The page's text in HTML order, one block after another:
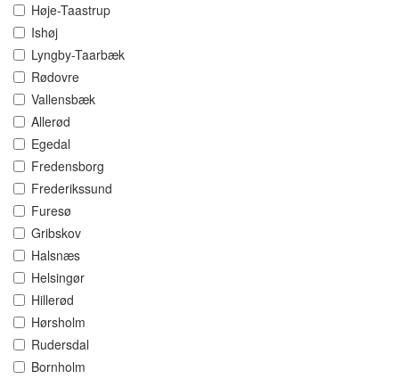
Høje-Taastrup
Ishøj
Lyngby-Taarbæk
Rødovre
Vallensbæk
Allerød
Egedal
Fredensborg
Frederikssund
Furesø
Gribskov
Halsnæs
Helsingør
Hillerød
Hørsholm
Rudersdal
Bornholm